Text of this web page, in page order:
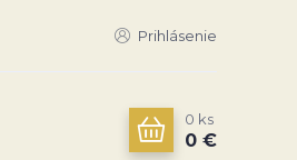
Prihlásenie
0 ks
0 €